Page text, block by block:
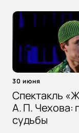
30 июня
Спектакль
А. П. Чехова:
судьбы